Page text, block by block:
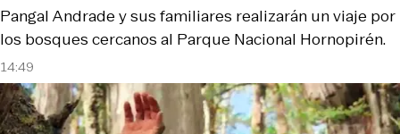
14:49
Pangal Andrade y sus familiares realizarán un viaje por
los bosques cercanos al Parque Nacional Hornopirén.